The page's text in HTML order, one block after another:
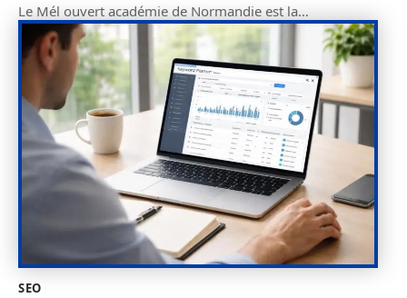
Le Mél ouvert académie de Normandie est la…
SEO